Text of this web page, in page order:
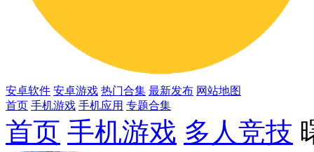
安卓软件 安卓游戏 热门合集 最新发布 网站地图
首页 手机游戏 手机应用 专题合集
首页 手机游戏 多人竞技